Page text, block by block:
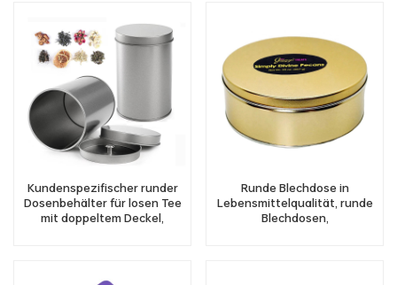
Kundenspezifischer runder
Dosenbehälter für losen Tee
mit doppeltem Deckel,
von Gewürzen
Runde Blechdose in
Lebensmittelqualität, runde
Blechdosen,